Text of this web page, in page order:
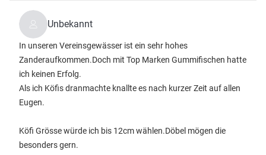
Unbekannt
In unseren Vereinsgewässer ist ein sehr hohes
Zanderaufkommen.Doch mit Top Marken Gummifischen hatte
ich keinen Erfolg.
Als ich Köfis dranmachte knallte es nach kurzer Zeit auf allen
Eugen.
Köfi Grösse würde ich bis 12cm wählen.Döbel mögen die
besonders gern.